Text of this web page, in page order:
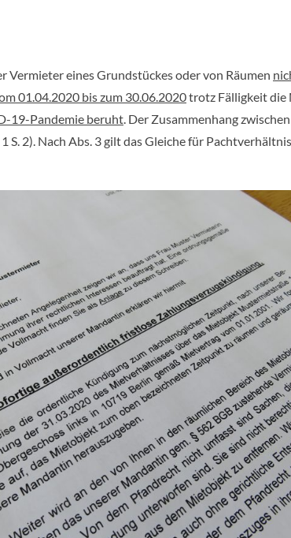
Vermieter eines Grundstückes oder von Räumen
01.04.2020 bis zum 30.06.2020trotz Fälligkeit die
19-Pandemie beruht. Der Zusammenhang
2). Nach Abs. 3 gilt das Gleiche für